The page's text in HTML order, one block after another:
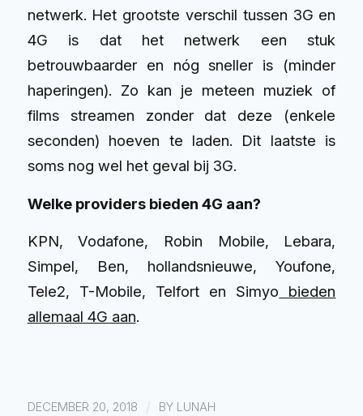
netwerk. Het grootste verschil tussen 3G en
4G is dat het netwerk een stuk
betrouwbaarder en nóg sneller is (minder
haperingen). Zo kan je meteen muziek of
films streamen zonder dat deze (enkele
seconden) hoeven te laden. Dit laatste is
soms nog wel het geval bij 3G.
Welke providers bieden 4G aan?
KPN, Vodafone, Robin Mobile, Lebara,
Simpel, Ben, hollandsnieuwe, Youfone,
Tele2, T-Mobile, Telfort en Simyo bieden
allemaal 4G aan.
DECEMBER 20, 2018 / BY LUNAH